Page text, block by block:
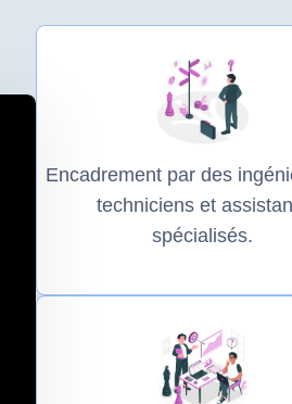
Encadrement par des
techniciens et
spécialisés.